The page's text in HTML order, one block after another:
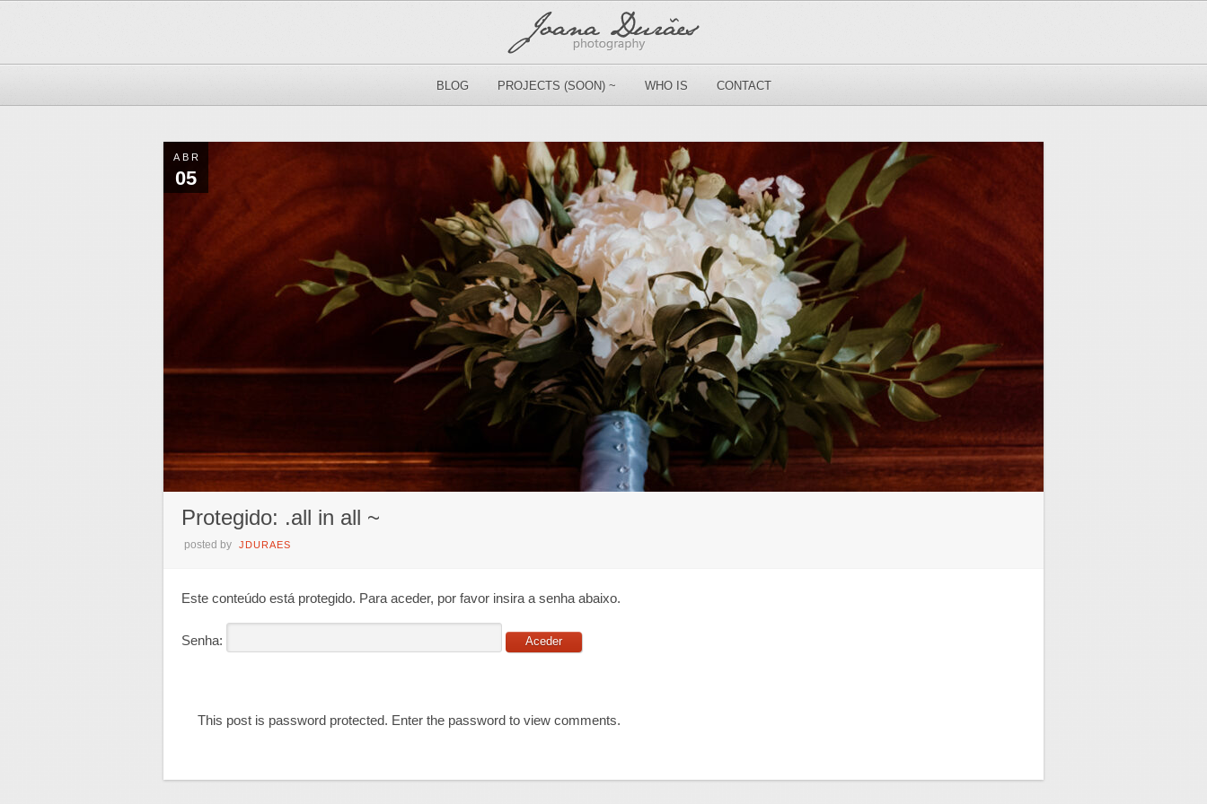
BLOG PROJECTS (SOON) ~ WHO IS CONTACT
ABR
05
Protegido: .all in all ~
posted by JDURAES
Este conteúdo está protegido. Para aceder, por favor insira a senha abaixo.
Senha:
This post is password protected. Enter the password to view comments.